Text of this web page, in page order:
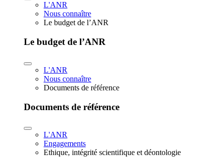
L'ANR
Nous connaître
Le budget de l’ANR
Le budget de l’ANR
L'ANR
Nous connaître
Documents de référence
Documents de référence
L'ANR
Engagements
Ethique, intégrité scientifique et déontologie